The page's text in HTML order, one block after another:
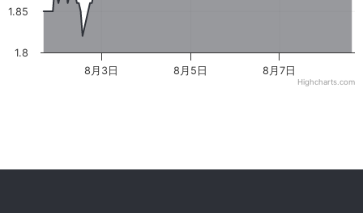
8月3日 8月5日 8月7日
1.8
1.85
Highcharts.com